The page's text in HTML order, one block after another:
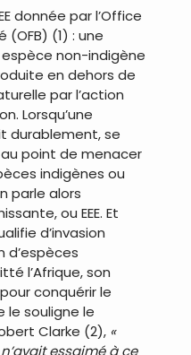
donnée par l’Office
(OFB) (1) : une
non-indigène
en dehors de
par l’action
Lorsqu’une
durablement, se
point de menacer
indigènes ou
parle alors
ou EEE. Et
d’invasion
d’espèces
l’Afrique, son
conquérir le
le souligne le
Clarke (2), «
essaimé à ce